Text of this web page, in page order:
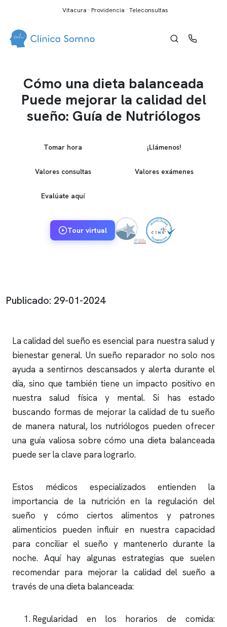
Vitacura · Providencia · Teleconsultas
Cómo una dieta balanceada
Puede mejorar la calidad del
sueño: Guía de Nutriólogos
Tomar hora ¡Llámenos!
Valores consultas Valores exámenes
Evalúate aquí
Tour virtual
Publicado: 29-01-2024
La calidad del sueño es esencial para nuestra salud y
bienestar general. Un sueño reparador no solo nos
ayuda a sentirnos descansados y alerta durante el
día, sino que también tiene un impacto positivo en
nuestra salud física y mental. Si has estado
buscando formas de mejorar la calidad de tu sueño
de manera natural, los nutriólogos pueden ofrecer
una guía valiosa sobre cómo una dieta balanceada
puede ser la clave para lograrlo.
Estos médicos especializados entienden la
importancia de la nutrición en la regulación del
sueño y cómo ciertos alimentos y patrones
alimenticios pueden influir en nuestra capacidad
para conciliar el sueño y mantenerlo durante la
noche. Aquí hay algunas estrategias que suelen
recomendar para mejorar la calidad del sueño a
través de una dieta balanceada:
Regularidad en los horarios de comida: